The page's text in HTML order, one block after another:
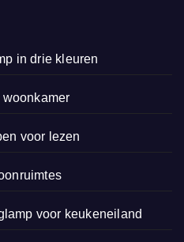
in drie kleuren
voor lezen
voor keukeneiland